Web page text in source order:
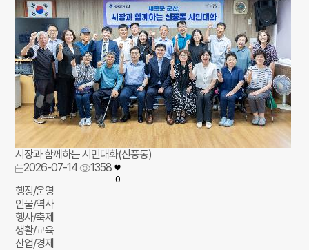
시장과 함께하는 시민대화(신풍동)
2026-07-14
1358
0
행정/운영
인물/역사
행사/축제
생활/교육
산업/경제